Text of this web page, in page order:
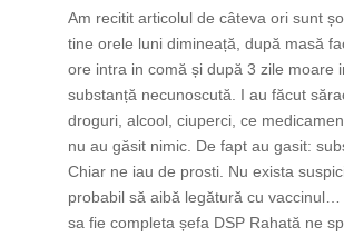
Am recitit articolul de câteva ori sunt
tine orele luni dimineață, după masă
ore intra in comă și după 3 zile moare
substanță necunoscută. I au făcut
droguri, alcool, ciuperci, ce
nu au găsit nimic. De fapt au gasit:
Chiar ne iau de prosti. Nu exista
probabil să aibă legătură cu
sa fie completa șefa DSP Rahată ne